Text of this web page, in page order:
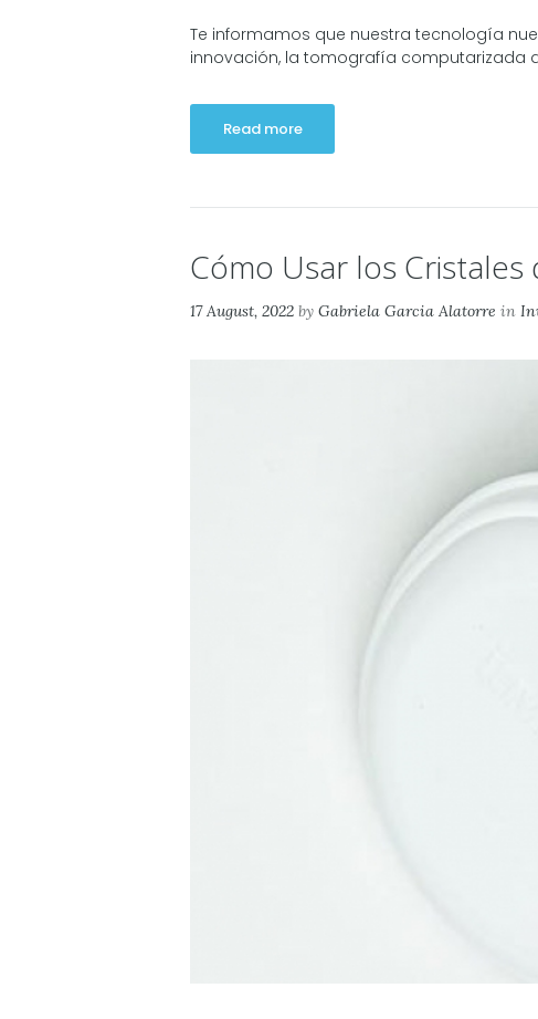
Te informamos que nuestra tecnología
innovación, la tomografía computarizada
Read more
Cómo Usar los Cristales
17 August, 2022 by Gabriela Garcia Alatorre in